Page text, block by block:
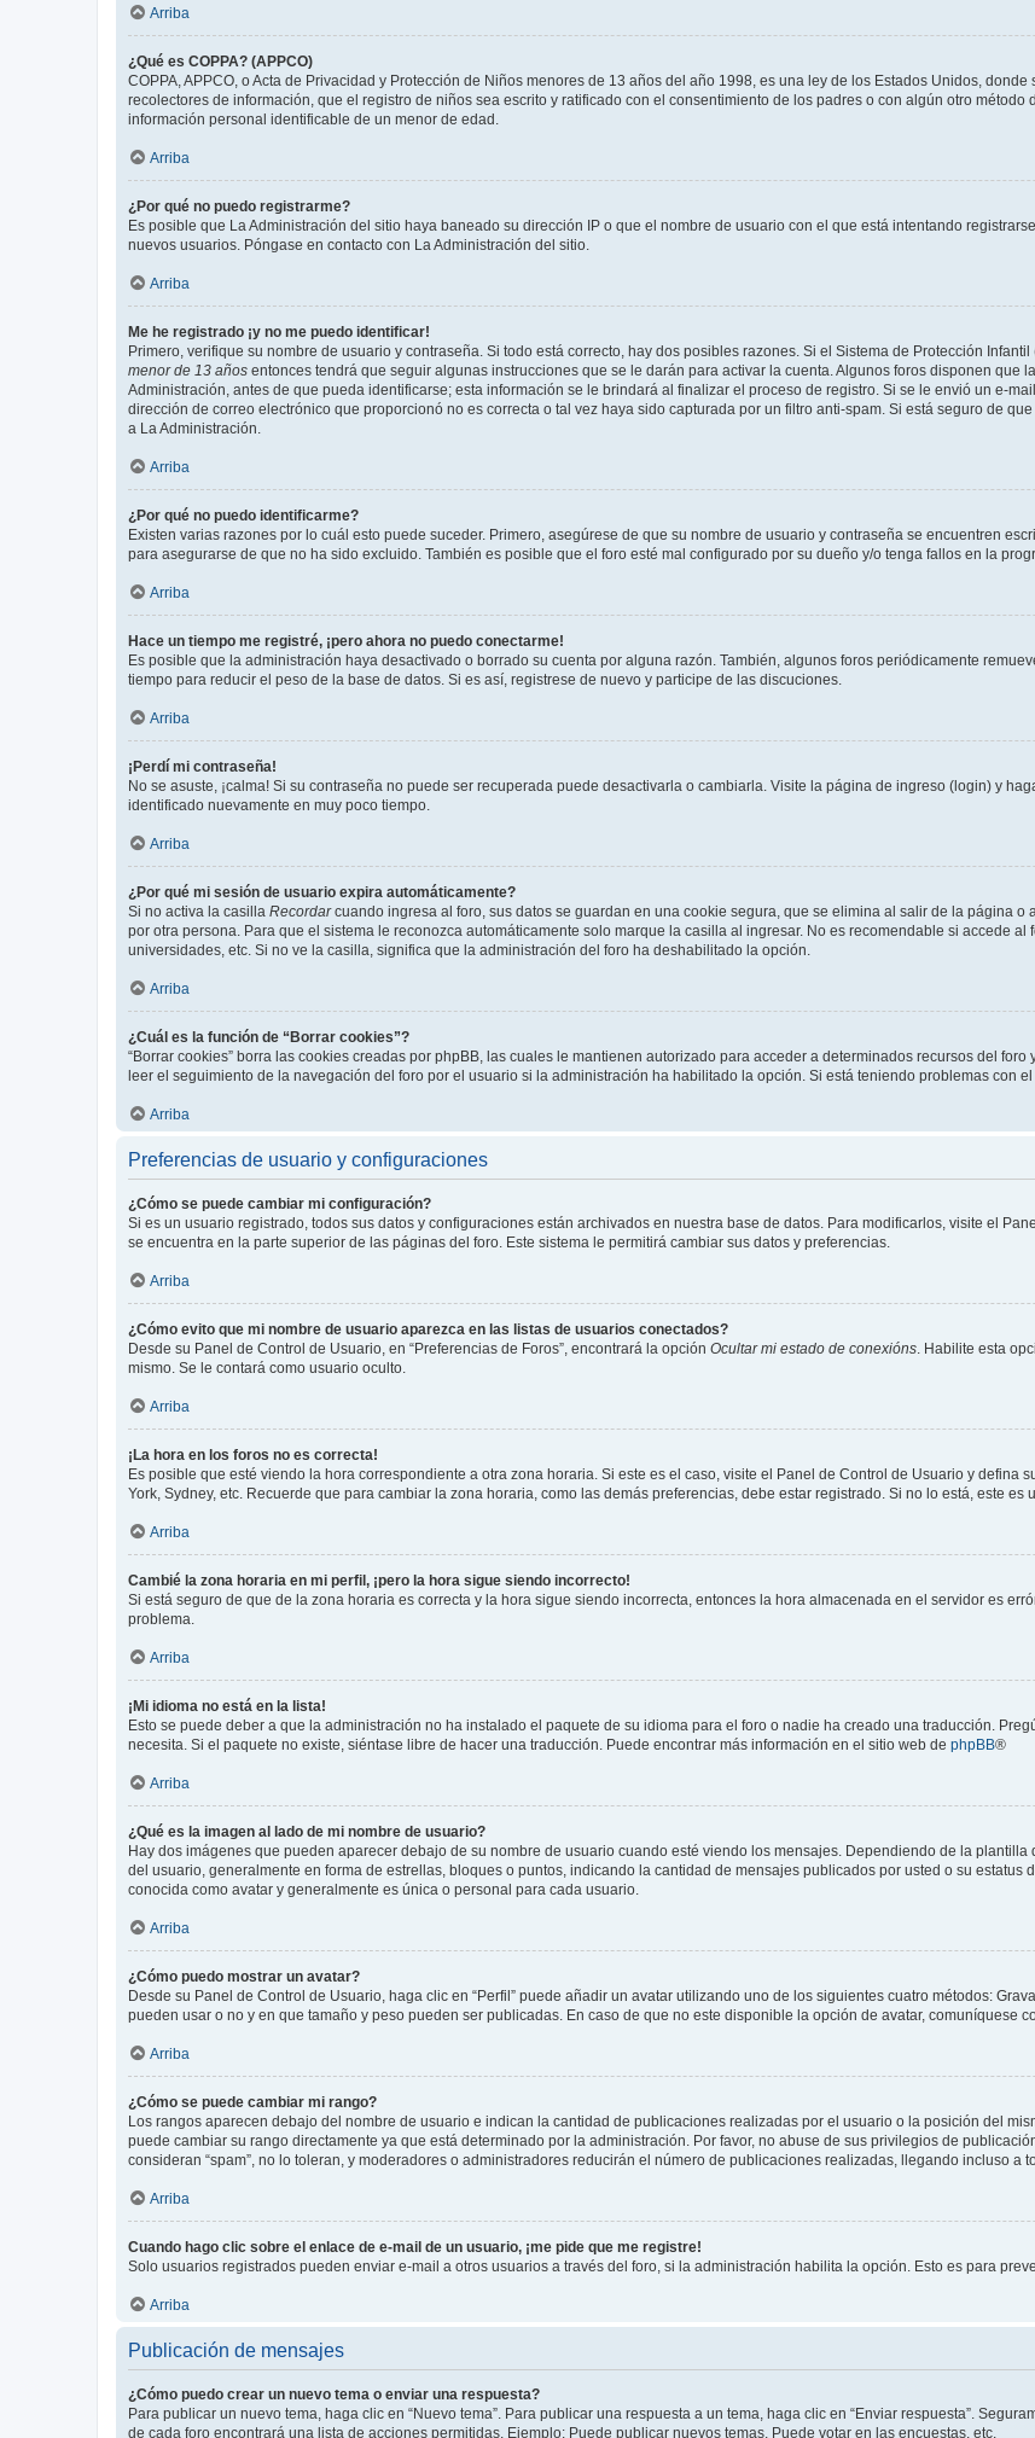
Arriba
¿Qué es COPPA? (APPCO)
COPPA, APPCO, o Acta de Privacidad y Protección de Niños menores de 13 años del año 1998, es una ley de los Estados Unidos,
recolectores de información, que el registro de niños sea escrito y ratificado con el consentimiento de los padres o con algún otro
información personal identificable de un menor de edad.
Arriba
¿Por qué no puedo registrarme?
Es posible que La Administración del sitio haya baneado su dirección IP o que el nombre de usuario con el que está intentando
nuevos usuarios. Póngase en contacto con La Administración del sitio.
Arriba
Me he registrado ¡y no me puedo identificar!
Primero, verifique su nombre de usuario y contraseña. Si todo está correcto, hay dos posibles razones. Si el Sistema de Protección
menor de 13 años entonces tendrá que seguir algunas instrucciones que se le darán para activar la cuenta. Algunos foros disponen que
Administración, antes de que pueda identificarse; esta información se le brindará al finalizar el proceso de registro. Si se le envió un e-
dirección de correo electrónico que proporcionó no es correcta o tal vez haya sido capturada por un filtro anti-spam. Si está seguro de
a La Administración.
Arriba
¿Por qué no puedo identificarme?
Existen varias razones por lo cuál esto puede suceder. Primero, asegúrese de que su nombre de usuario y contraseña se encuentren
para asegurarse de que no ha sido excluido. También es posible que el foro esté mal configurado por su dueño y/o tenga fallos en la
Arriba
Hace un tiempo me registré, ¡pero ahora no puedo conectarme!
Es posible que la administración haya desactivado o borrado su cuenta por alguna razón. También, algunos foros periódicamente
tiempo para reducir el peso de la base de datos. Si es así, registrese de nuevo y participe de las discuciones.
Arriba
¡Perdí mi contraseña!
No se asuste, ¡calma! Si su contraseña no puede ser recuperada puede desactivarla o cambiarla. Visite la página de ingreso (login) y
identificado nuevamente en muy poco tiempo.
Arriba
¿Por qué mi sesión de usuario expira automáticamente?
Si no activa la casilla Recordarcuando ingresa al foro, sus datos se guardan en una cookie segura, que se elimina al salir de la página
por otra persona. Para que el sistema le reconozca automáticamente solo marque la casilla al ingresar. No es recomendable si accede
universidades, etc. Si no ve la casilla, significa que la administración del foro ha deshabilitado la opción.
Arriba
¿Cuál es la función de “Borrar cookies”?
“Borrar cookies” borra las cookies creadas por phpBB, las cuales le mantienen autorizado para acceder a determinados recursos del
leer el seguimiento de la navegación del foro por el usuario si la administración ha habilitado la opción. Si está teniendo problemas con
Arriba
Preferencias de usuario y configuraciones
¿Cómo se puede cambiar mi configuración?
Si es un usuario registrado, todos sus datos y configuraciones están archivados en nuestra base de datos. Para modificarlos, visite el
se encuentra en la parte superior de las páginas del foro. Este sistema le permitirá cambiar sus datos y preferencias.
Arriba
¿Cómo evito que mi nombre de usuario aparezca en las listas de usuarios conectados?
Desde su Panel de Control de Usuario, en “Preferencias de Foros”, encontrará la opción Ocultar mi estado de conexións. Habilite esta
mismo. Se le contará como usuario oculto.
Arriba
¡La hora en los foros no es correcta!
Es posible que esté viendo la hora correspondiente a otra zona horaria. Si este es el caso, visite el Panel de Control de Usuario y defina
York, Sydney, etc. Recuerde que para cambiar la zona horaria, como las demás preferencias, debe estar registrado. Si no lo está, este es
Arriba
Cambié la zona horaria en mi perfil, ¡pero la hora sigue siendo incorrecto!
Si está seguro de que de la zona horaria es correcta y la hora sigue siendo incorrecta, entonces la hora almacenada en el servidor es
problema.
Arriba
¡Mi idioma no está en la lista!
Esto se puede deber a que la administración no ha instalado el paquete de su idioma para el foro o nadie ha creado una traducción.
necesita. Si el paquete no existe, siéntase libre de hacer una traducción. Puede encontrar más información en el sitio web de phpBB®
Arriba
¿Qué es la imagen al lado de mi nombre de usuario?
Hay dos imágenes que pueden aparecer debajo de su nombre de usuario cuando esté viendo los mensajes. Dependiendo de la
del usuario, generalmente en forma de estrellas, bloques o puntos, indicando la cantidad de mensajes publicados por usted o su
conocida como avatar y generalmente es única o personal para cada usuario.
Arriba
¿Cómo puedo mostrar un avatar?
Desde su Panel de Control de Usuario, haga clic en “Perfil” puede añadir un avatar utilizando uno de los siguientes cuatro métodos:
pueden usar o no y en que tamaño y peso pueden ser publicadas. En caso de que no este disponible la opción de avatar, comuníquese
Arriba
¿Cómo se puede cambiar mi rango?
Los rangos aparecen debajo del nombre de usuario e indican la cantidad de publicaciones realizadas por el usuario o la posición del
puede cambiar su rango directamente ya que está determinado por la administración. Por favor, no abuse de sus privilegios de
consideran “spam”, no lo toleran, y moderadores o administradores reducirán el número de publicaciones realizadas, llegando incluso a
Arriba
Cuando hago clic sobre el enlace de e-mail de un usuario, ¡me pide que me registre!
Solo usuarios registrados pueden enviar e-mail a otros usuarios a través del foro, si la administración habilita la opción. Esto es para
Arriba
Publicación de mensajes
¿Cómo puedo crear un nuevo tema o enviar una respuesta?
Para publicar un nuevo tema, haga clic en “Nuevo tema”. Para publicar una respuesta a un tema, haga clic en “Enviar respuesta”.
de cada foro encontrará una lista de acciones permitidas. Ejemplo: Puede publicar nuevos temas, Puede votar en las encuestas, etc.